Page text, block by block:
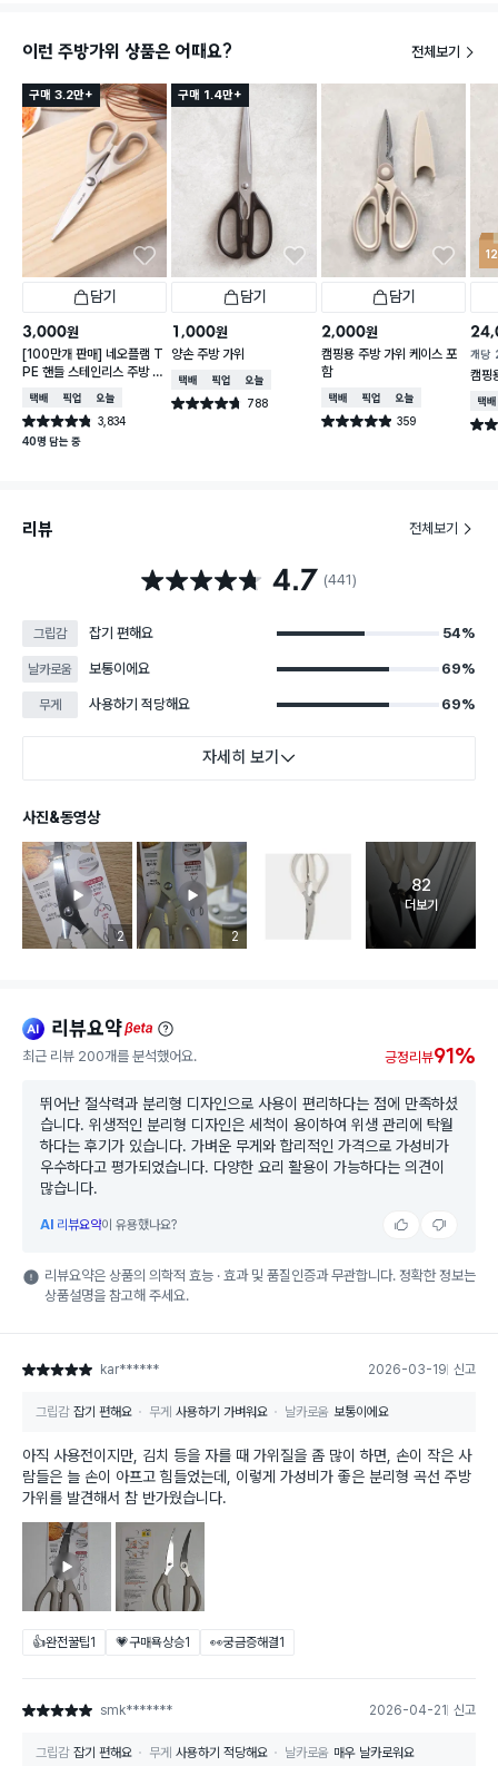
이런 주방가위 상품은 어때요? 전체보기
구매 3.2만+
담기
3,000원
[100만개 판매] 네오플램 T
PE 핸들 스테인리스 주방 가
택배배송매장픽업오늘배송
별점 4.8점 3,834
건 작성
40명 담는 중
구매 1.4만+
담기
1,000원
양손 주방 가위
택배배송매장픽업오늘배송
별점 4.7점 788
건 작성
담기
2,000원
캠핑용 주방 가위 케이스 포
함
택배배송매장픽업오늘배송
별점 4.9점 359
건 작성
개당
캠핑
택배
별점
리뷰 전체보기
별점 4.7점 4.7 (441)
그립감 잡기 편해요 54%
날카로움 보통이에요 69%
무게 사용하기 적당해요 69%
자세히 보기
사진&동영상
리뷰 이미지 등록 개수
2 리뷰 이미지 등록 개수
2
고객 리뷰
82
더보기
ai 리뷰요약beta
최근 리뷰 200개를 분석했어요. 긍정리뷰91%
뛰어난 절삭력과 분리형 디자인으로 사용이 편리하다는 점에 만족하셨
습니다. 위생적인 분리형 디자인은 세척이 용이하여 위생 관리에 탁월
하다는 후기가 있습니다. 가벼운 무게와 합리적인 가격으로 가성비가
우수하다고 평가되었습니다. 다양한 요리 활용이 가능하다는 의견이
많습니다.
AI 리뷰요약이 유용했나요?
리뷰요약은 상품의 의학적 효능 · 효과 및 품질인증과 무관합니다. 정확한 정보는
상품설명을 참고해 주세요.
별점 5점 kar****** 2026-03-19 신고
그립감 잡기 편해요 무게 사용하기 가벼워요 날카로움 보통이에요
아직 사용전이지만, 김치 등을 자를 때 가위질을 좀 많이 하면, 손이 작은 사
람들은 늘 손이 아프고 힘들었는데, 이렇게 가성비가 좋은 분리형 곡선 주방
가위를 발견해서 참 반가웠습니다.
👍완전꿀팁1 💗구매욕상승1 👀궁금증해결1
별점 5점 smk******* 2026-04-21 신고
그립감 잡기 편해요 무게 사용하기 적당해요 날카로움 매우 날카로워요